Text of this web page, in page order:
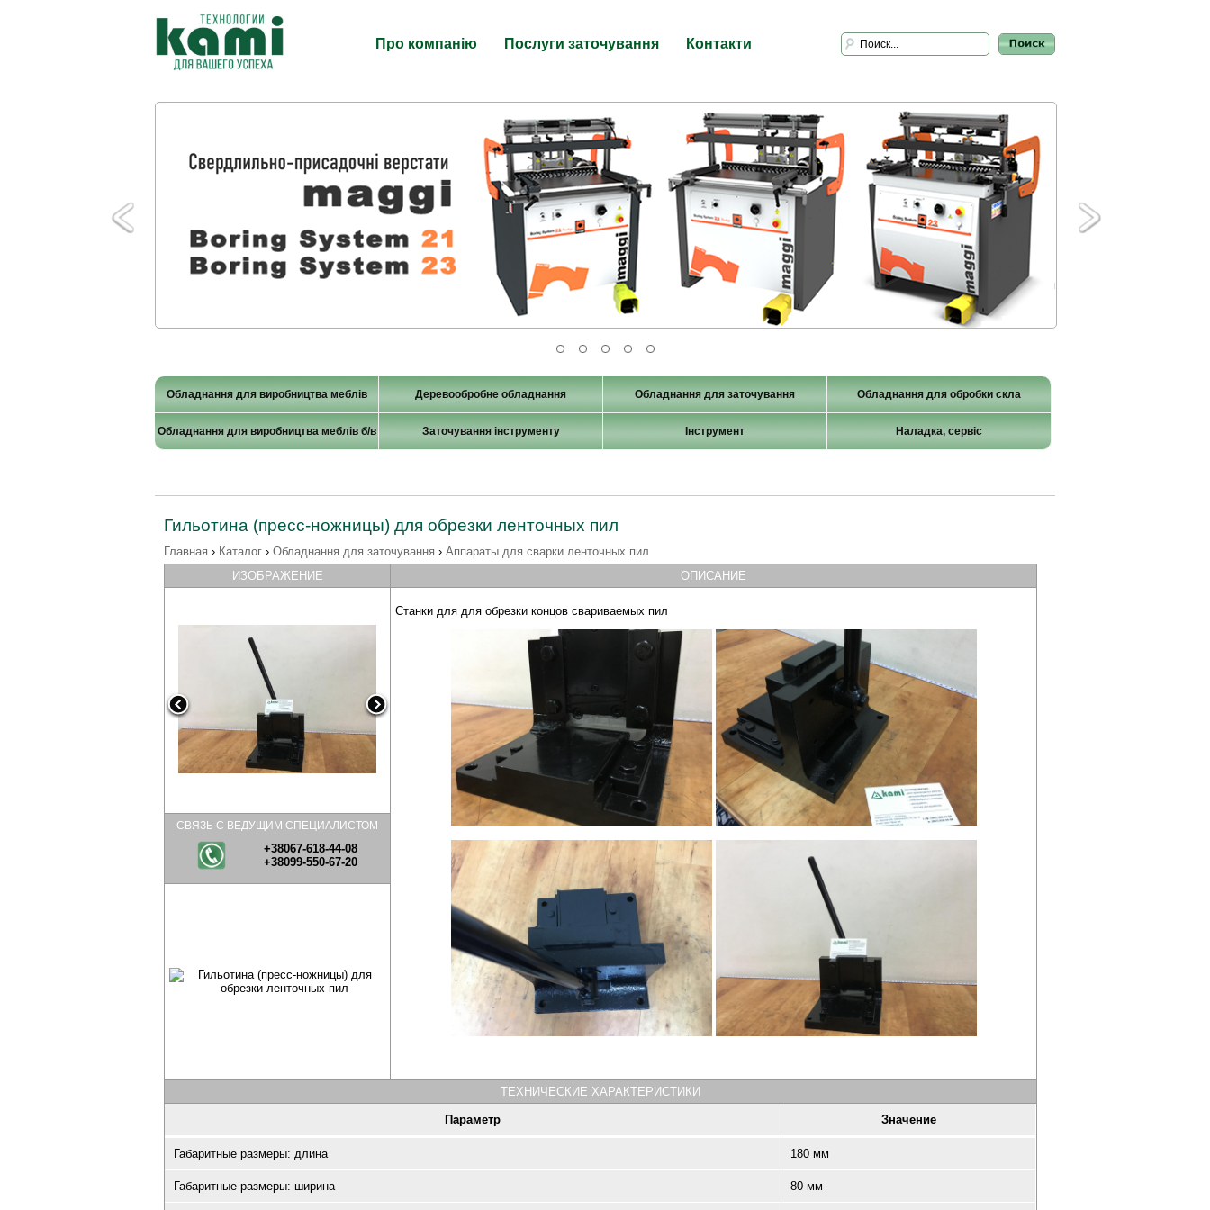
Про компанію Послуги заточування Контакти
Обладнання для виробництва меблів Деревообробне обладнання Обладнання для заточування Обладнання для обробки скла
Обладнання для виробництва меблів б/в Заточування інструменту Інструмент Наладка, сервіс
Гильотина (пресс-ножницы) для обрезки ленточных пил
Главная › Каталог › Обладнання для заточування › Аппараты для сварки ленточных пил
ИЗОБРАЖЕНИЕ
ОПИСАНИЕ
Станки для для обрезки концов свариваемых пил
СВЯЗЬ С ВЕДУЩИМ СПЕЦИАЛИСТОМ
+38067-618-44-08
+38099-550-67-20
ТЕХНИЧЕСКИЕ ХАРАКТЕРИСТИКИ
Параметр Значение
Габаритные размеры: длина 180 мм
Габаритные размеры: ширина 80 мм